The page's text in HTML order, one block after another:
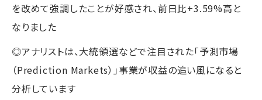
を改めて強調したことが好感され、前日比+3.59%高と
なりました
◎アナリストは、大統領選などで注目された「予測市場
（Prediction Markets）」事業が収益の追い風になると
分析しています